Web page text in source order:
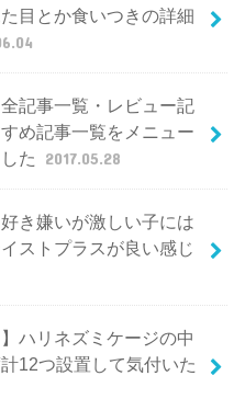
目とか食いつきの詳細
全記事一覧・レビュー記
め記事一覧をメニュー
た
2017.05.28
好き嫌いが激しい子には
ストプラスが良い感じ
】ハリネズミケージの中
12つ設置して気付いた